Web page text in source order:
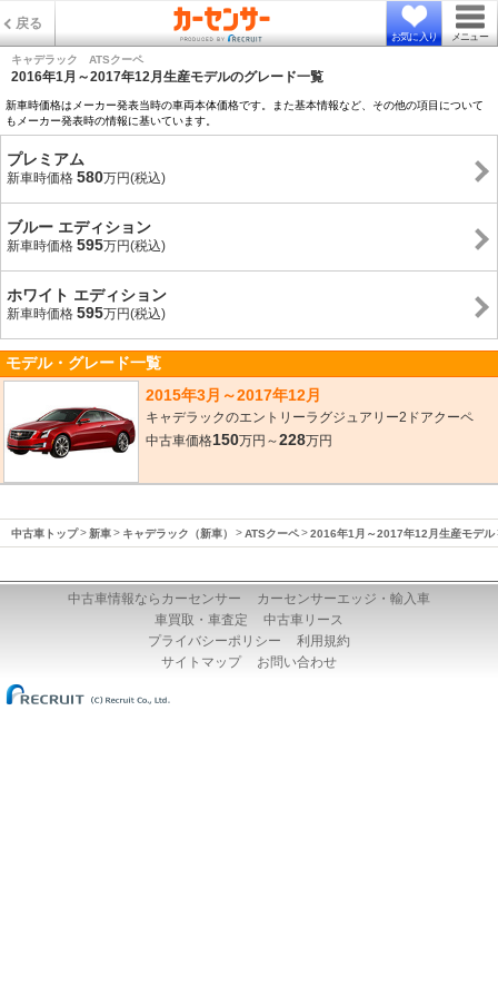
戻る
お気に入り メニュー
キャデラック ATSクーペ
2016年1月～2017年12月生産モデルのグレード一覧
新車時価格はメーカー発表当時の車両本体価格です。また基本情報など、その他の項目について
もメーカー発表時の情報に基いています。
プレミアム
新車時価格 580万円(税込)
ブルー エディション
新車時価格 595万円(税込)
ホワイト エディション
新車時価格 595万円(税込)
モデル・グレード一覧
2015年3月～2017年12月
キャデラックのエントリーラグジュアリー2ドアクーペ
中古車価格150万円～228万円
中古車トップ 新車 キャデラック（新車） ATSクーペ 2016年1月～2017年12月生産モデル
中古車情報ならカーセンサー
カーセンサーエッジ・輸入車
車買取・車査定
中古車リース
プライバシーポリシー
利用規約
サイトマップ
お問い合わせ